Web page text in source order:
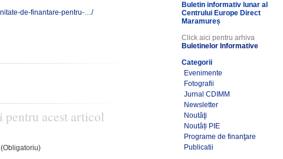
de-finantare-pentru-…/
pentru acest articol
(Obligatoriu)
Buletin informativ lunar al
Centrului Europe Direct
Maramureș
Click aici pentru arhiva
Buletinelor Informative
Categorii
Evenimente
Fotografii
Jurnal CDIMM
Newsletter
Noutăţi
Noutăți PIE
Programe de finanţare
Publicatii